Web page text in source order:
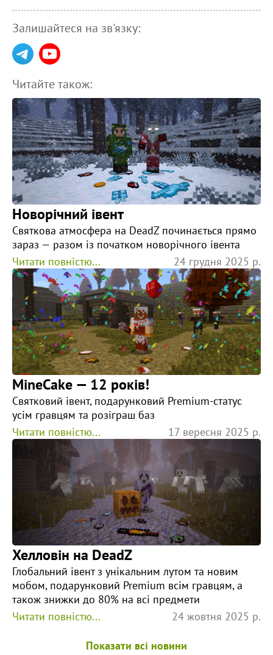
Залишайтеся на зв'язку:
Читайте також:
Новорічний івент
Святкова атмосфера на DeadZ починається прямо
зараз — разом із початком новорічного івента
Читати повністю...
24 грудня 2025 р.
MineCake — 12 років!
Святковий івент, подарунковий Premium-статус
усім гравцям та розіграш баз
Читати повністю...
17 вересня 2025 р.
Хелловін на DeadZ
Глобальний івент з унікальним лутом та новим
мобом, подарунковий Premium всім гравцям, а
також знижки до 80% на всі предмети
Читати повністю...
24 жовтня 2025 р.
Показати всі новини